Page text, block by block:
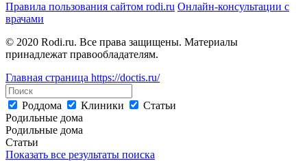
Правила пользования сайтом rodi.ru Онлайн-консультации с
врачами
© 2020 Rodi.ru. Все права защищены. Материалы
принадлежат правообладателям.
Главная страница https://doctis.ru/
Роддома Клиники
Статьи
Родильные дома
Родильные дома
Статьи
Показать все результаты поиска